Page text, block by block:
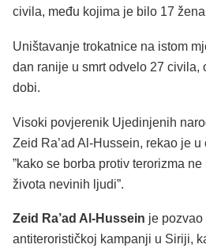
civila, među kojima je bilo 17
Uništavanje trokatnice na istom
dan ranije u smrt odvelo 27 civila,
dobi.
Visoki povjerenik Ujedinjenih
Zeid Ra’ad Al-Hussein, rekao je
”kako se borba protiv terorizma
života nevinih ljudi”.
Zeid Ra’ad Al-Hussein je
antiterorističkoj kampanji u Siriji,